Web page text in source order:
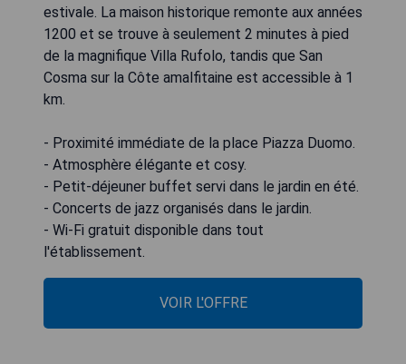
estivale. La maison historique remonte aux années
1200 et se trouve à seulement 2 minutes à pied
de la magnifique Villa Rufolo, tandis que San
Cosma sur la Côte amalfitaine est accessible à 1
km.
- Proximité immédiate de la place Piazza Duomo.
- Atmosphère élégante et cosy.
- Petit-déjeuner buffet servi dans le jardin en été.
- Concerts de jazz organisés dans le jardin.
- Wi-Fi gratuit disponible dans tout
l'établissement.
VOIR L'OFFRE